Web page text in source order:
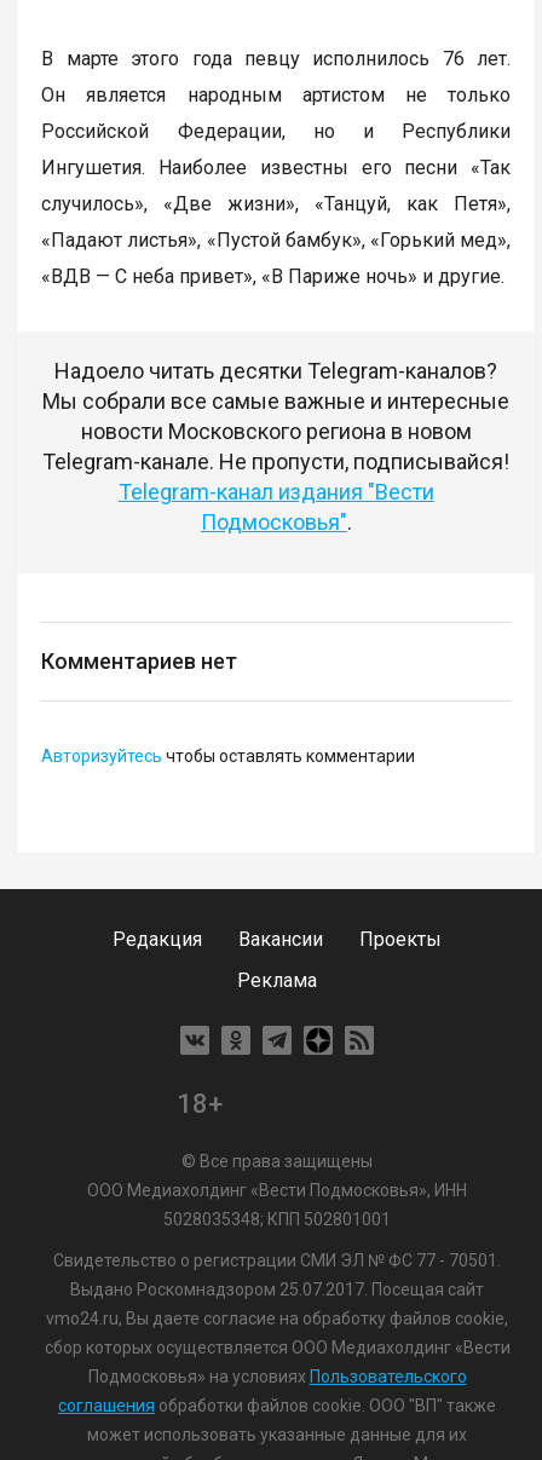
В марте этого года певцу исполнилось 76 лет.
Он является народным артистом не только
Российской Федерации, но и Республики
Ингушетия. Наиболее известны его песни «Так
случилось», «Две жизни», «Танцуй, как Петя»,
«Падают листья», «Пустой бамбук», «Горький мед»,
«ВДВ — С неба привет», «В Париже ночь» и другие.
Надоело читать десятки Telegram-каналов?
Мы собрали все самые важные и интересные
новости Московского региона в новом
Telegram-канале. Не пропусти, подписывайся!
Telegram-канал издания "Вести
Подмосковья".
Комментариев нет
Авторизуйтесь чтобы оставлять комментарии
Редакция Вакансии
Проекты
Реклама
18+
© Все права защищены
ООО Медиахолдинг «Вести Подмосковья», ИНН
5028035348; КПП 502801001
Свидетельство о регистрации СМИ ЭЛ № ФС 77 - 70501.
Выдано Роскомнадзором 25.07.2017. Посещая сайт
vmo24.ru, Вы даете согласие на обработку файлов cookie,
сбор которых осуществляется ООО Медиахолдинг «Вести
Подмосковья» на условиях Пользовательского
соглашения обработки файлов cookie. ООО "ВП" также
может использовать указанные данные для их